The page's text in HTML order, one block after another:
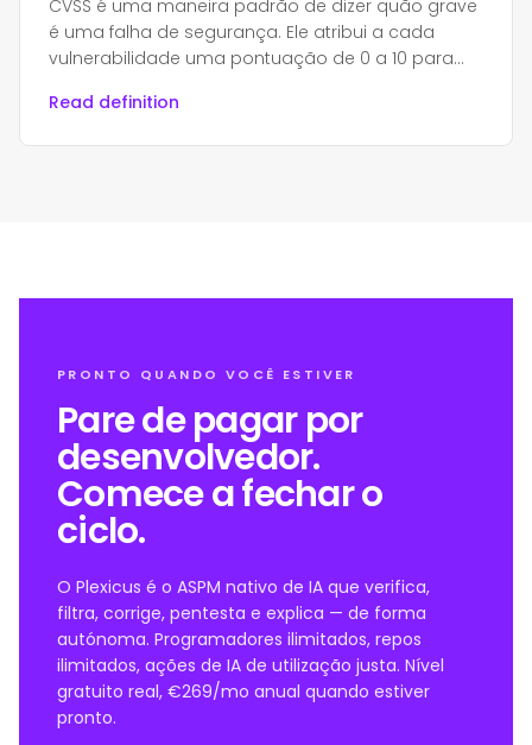
CVSS é uma maneira padrão de dizer quão grave
é uma falha de segurança. Ele atribui a cada
vulnerabilidade uma pontuação de 0 a 10 para
Read definition
PRONTO QUANDO VOCÊ ESTIVER
Pare de pagar por
desenvolvedor.
Comece a fechar o
ciclo.
O Plexicus é o ASPM nativo de IA que verifica,
filtra, corrige, pentesta e explica — de forma
autónoma. Programadores ilimitados, repos
ilimitados, ações de IA de utilização justa. Nível
gratuito real, €269/mo anual quando estiver
pronto.